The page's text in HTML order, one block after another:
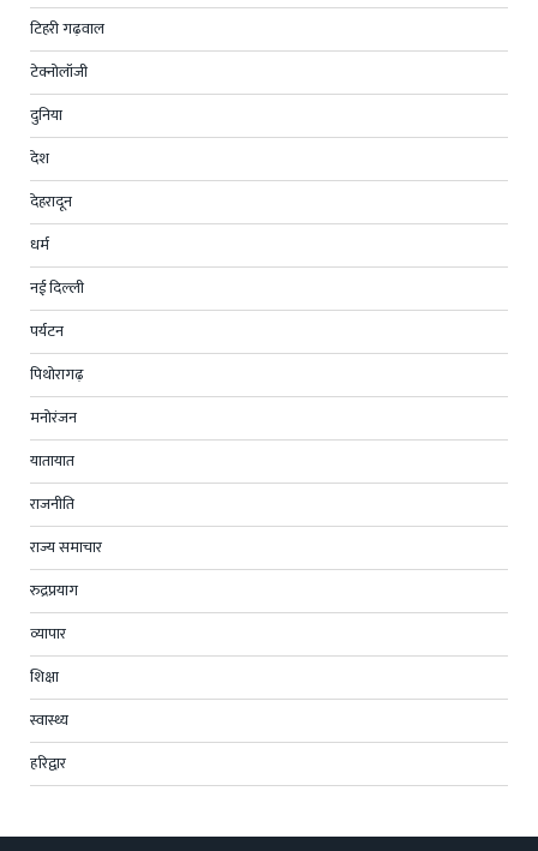
टिहरी गढ़वाल
टेक्नोलॉजी
दुनिया
देश
देहरादून
धर्म
नई दिल्ली
पर्यटन
पिथोरागढ़
मनोरंजन
यातायात
राजनीति
राज्य समाचार
रुद्रप्रयाग
व्यापार
शिक्षा
स्वास्थ्य
हरिद्वार